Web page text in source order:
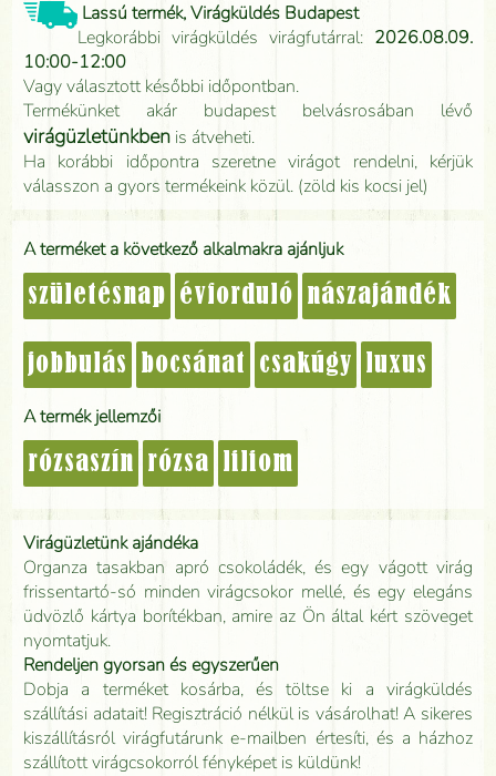
Lassú termék, Virágküldés Budapest
Legkorábbi virágküldés virágfutárral: 2026.08.09.
10:00-12:00
Vagy választott későbbi időpontban.
Termékünket akár budapest belvásrosában lévő
virágüzletünkben is átveheti.
Ha korábbi időpontra szeretne virágot rendelni, kérjük
válasszon a gyors termékeink közül. (zöld kis kocsi jel)
A terméket a következő alkalmakra ajánljuk
születésnap évforduló nászajándék
jobbulás bocsánat csakúgy luxus
A termék jellemzői
rózsaszín rózsa liliom
Virágüzletünk ajándéka
Organza tasakban apró csokoládék, és egy vágott virág
frissentartó-só minden virágcsokor mellé, és egy elegáns
üdvözlő kártya borítékban, amire az Ön által kért szöveget
nyomtatjuk.
Rendeljen gyorsan és egyszerűen
Dobja a terméket kosárba, és töltse ki a virágküldés
szállítási adatait! Regisztráció nélkül is vásárolhat! A sikeres
kiszállításról virágfutárunk e-mailben értesíti, és a házhoz
szállított virágcsokorról fényképet is küldünk!